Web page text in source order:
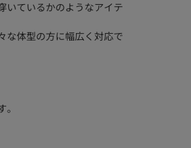
いているかのようなアイテ
な体型の方に幅広く対応で